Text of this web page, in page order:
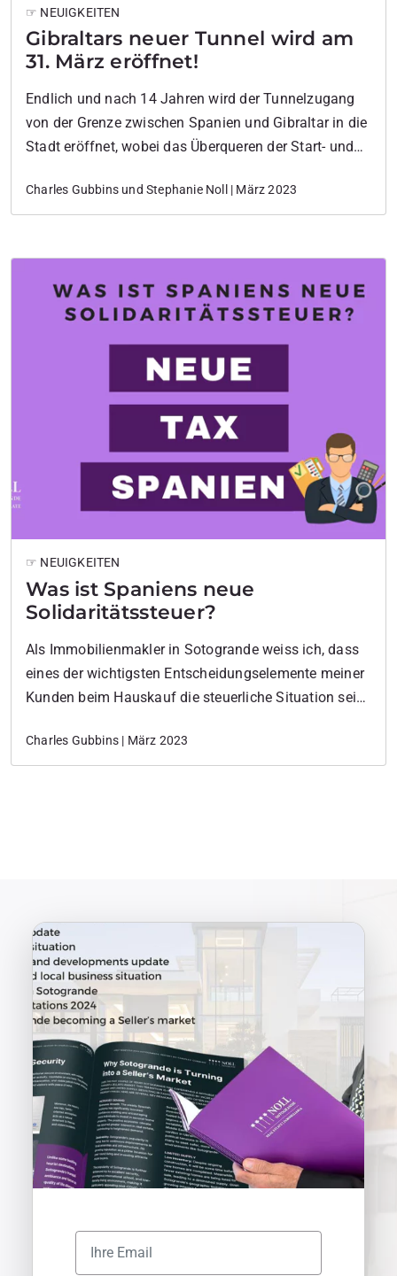
Gibraltars neuer Tunnel wird am
31. März eröffnet!
☞ NEUIGKEITEN
Endlich und nach 14 Jahren wird der Tunnelzugang
von der Grenze zwischen Spanien und Gibraltar in die
Stadt eröffnet, wobei das Überqueren der Start- und
Charles Gubbins und Stephanie Noll | März 2023
Was ist Spaniens neue
Solidaritätssteuer?
☞ NEUIGKEITEN
Als Immobilienmakler in Sotogrande weiss ich, dass
eines der wichtigsten Entscheidungselemente meiner
Kunden beim Hauskauf die steuerliche Situation sein
oder als Nicht-Resident nutzen werden.
Charles Gubbins | März 2023